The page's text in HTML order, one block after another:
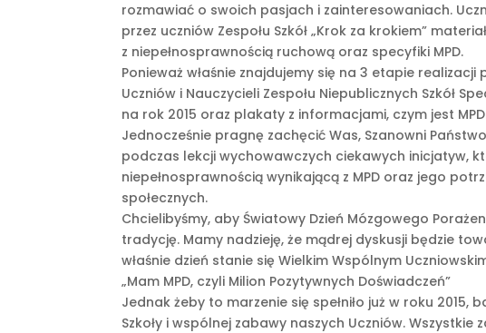
rozmawiać o swoich pasjach i zainteresowaniach.
przez uczniów Zespołu Szkół „Krok za krokiem”
z niepełnosprawnością ruchową oraz specyfiki MPD.
Ponieważ właśnie znajdujemy się na 3 etapie
Uczniów i Nauczycieli Zespołu Niepublicznych Szkół
na rok 2015 oraz plakaty z informacjami, czym jest
Jednocześnie pragnę zachęcić Was, Szanowni
podczas lekcji wychowawczych ciekawych inicjatyw,
niepełnosprawnością wynikającą z MPD oraz jego
społecznych.
Chcielibyśmy, aby Światowy Dzień Mózgowego
tradycję. Mamy nadzieję, że mądrej dyskusji będzie
właśnie dzień stanie się Wielkim Wspólnym
„Mam MPD, czyli Milion Pozytywnych Doświadczeń”
Jednak żeby to marzenie się spełniło już w roku
Szkoły i wspólnej zabawy naszych Uczniów.